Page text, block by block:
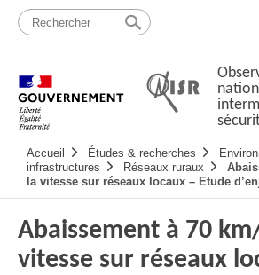
Passer
contenu
principale
Accueil Études & recherches
infrastructures
Réseaux ruraux
la vitesse sur réseaux locaux – Etude
Abaissement à 70
vitesse sur réseaux